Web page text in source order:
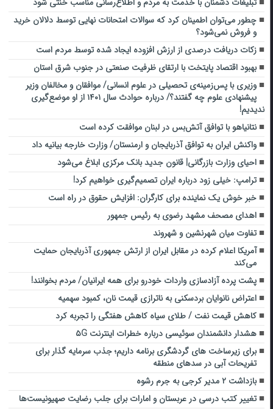
چطور می‌توان اطمینان کرد که سوالات امتحانات نهایی توسط دلالان خرید
و فروش نمی‌شود؟
زکات دریافت درصدی از ارزش افزوده ایجاد شده توسط مردم است
بهبود اقتصاد پایتخت با ارتقای ظرفیت صنعتی در جنوب شرق استان
وزیری با پس‌زمینه‌ی تحصیلی در علوم انسانی/ موافقان و مخالفان وزیر
پیشنهادی علوم چه گفتند؟/ درباره حوادث سال ۱۴۰۱ از او موضع‌گیری
ندیدیم!
نتانیاهو با توافق آتش‌بس در لبنان موافقت کرده است
واکنش ایران به توافق آذربایجان و ارمنستان/ وزارت خارجه بیانیه داد
احیای وزارت بازرگانی| قانون جدید بانک مرکزی ابلاغ می‌شود
ترامپ: خیلی زود درباره ایران تصمیم‌گیری خواهیم کرد!
خبر خوش یک نماینده برای کارگران: افزایش حقوق در راه است
اهدای مصحف مشهد رضوی به رئیس جمهور
تفاوت میان شهرنشین و شهروند
آمریکا اعلام کرده در مقابل ایران از ارتش جمهوری آذربایجان حمایت
می‌کند
پشت پرده آزادسازی واردات خودرو برای همه ایرانیان/ مردم بخوانند!
اعتراض نانوایان بردسکنی به ناترازی قیمت نان، کمبود سهمیه
کاهش قیمت نفت / طلای سیاه کاهش هفتگی را تجربه کرد
هشدار دانشمندان سوئیسی درباره خطرات اینترنت ۵G
برای زیرساخت های گردشگری برنامه داریم؛ جذب سرمایه گذار برای
تفریحات آبی در سدهای منطقه
بازداشت ۲ مدیر کرجی به جرم رشوه
تغییر کتب درسی در عربستان و امارات برای جلب رضایت صهیونیست‌ها